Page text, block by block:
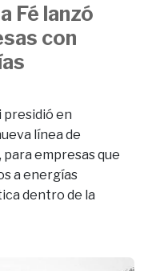
Fé lanzó
con
en
línea de
empresas que
a energías
dentro de la